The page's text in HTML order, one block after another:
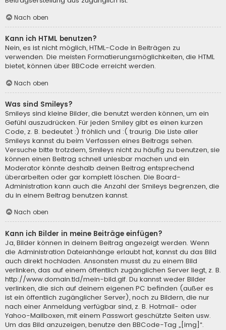
Nach oben
Kann ich HTML benutzen?
Nein, es ist nicht möglich, HTML-Code in Beiträgen zu
verwenden. Die meisten Formatierungsmöglichkeiten, die HTML
bietet, können über BBCode erreicht werden.
Nach oben
Was sind Smileys?
Smileys sind kleine Bilder, die benutzt werden können, um ein
Gefühl auszudrücken. Für jeden Smiley gibt es einen kurzen
Code, z. B. bedeutet :) fröhlich und :( traurig. Die Liste aller
Smileys kannst du beim Verfassen eines Beitrags sehen.
Versuche bitte trotzdem, Smileys nicht zu häufig zu benutzen, sie
können einen Beitrag schnell unlesbar machen und ein
Moderator könnte deshalb deinen Beitrag entsprechend
überarbeiten oder gar komplett löschen. Die Board-
Administration kann auch die Anzahl der Smileys begrenzen, die
du in einem Beitrag benutzen kannst.
Nach oben
Kann ich Bilder in meine Beiträge einfügen?
Ja, Bilder können in deinem Beitrag angezeigt werden. Wenn
die Administration Dateianhänge erlaubt hat, kannst du das Bild
auch direkt hochladen. Ansonsten musst du zu einem Bild
verlinken, das auf einem öffentlich zugänglichen Server liegt, z. B.
http://www.domain.tld/mein-bild.gif. Du kannst weder Bilder
verlinken, die sich auf deinem eigenen PC befinden (außer es
ist ein öffentlich zugänglicher Server), noch zu Bildern, die nur
nach einer Anmeldung verfügbar sind, z. B. Hotmail- oder
Yahoo-Mailboxen, mit einem Passwort geschützte Seiten usw.
Um das Bild anzuzeigen, benutze den BBCode-Tag „[img]“.